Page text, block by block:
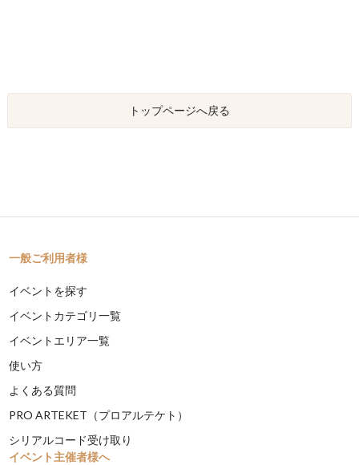
トップページへ戻る
一般ご利用者様
イベントを探す
イベントカテゴリ一覧
イベントエリア一覧
使い方
よくある質問
PRO ARTEKET（プロアルテケト）
シリアルコード受け取り
イベント主催者様へ